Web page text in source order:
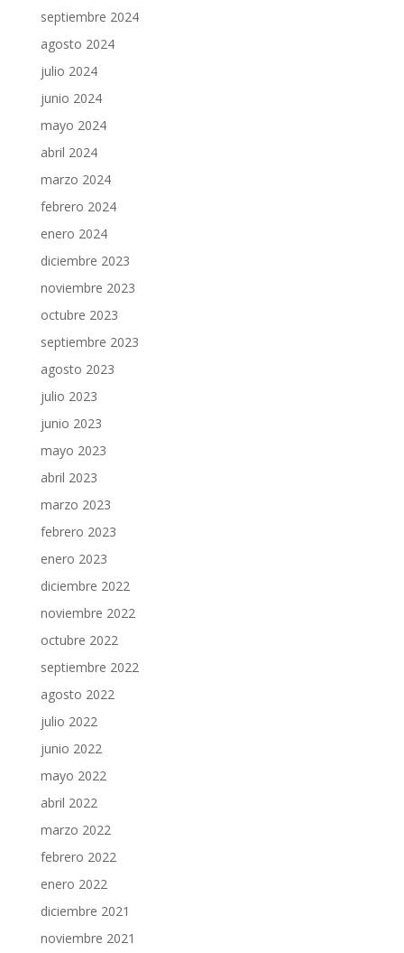
septiembre 2024
agosto 2024
julio 2024
junio 2024
mayo 2024
abril 2024
marzo 2024
febrero 2024
enero 2024
diciembre 2023
noviembre 2023
octubre 2023
septiembre 2023
agosto 2023
julio 2023
junio 2023
mayo 2023
abril 2023
marzo 2023
febrero 2023
enero 2023
diciembre 2022
noviembre 2022
octubre 2022
septiembre 2022
agosto 2022
julio 2022
junio 2022
mayo 2022
abril 2022
marzo 2022
febrero 2022
enero 2022
diciembre 2021
noviembre 2021